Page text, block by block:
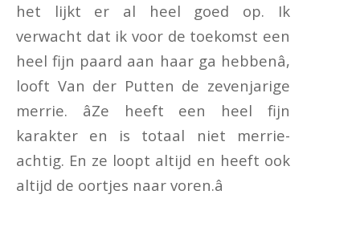
het lijkt er al heel goed op. Ik
verwacht dat ik voor de toekomst een
heel fijn paard aan haar ga hebbenâ,
looft Van der Putten de zevenjarige
merrie. âZe heeft een heel fijn
karakter en is totaal niet merrie-
achtig. En ze loopt altijd en heeft ook
altijd de oortjes naar voren.â